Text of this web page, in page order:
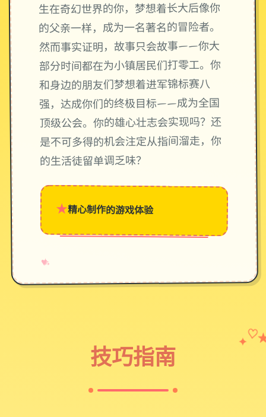
生在奇幻世界的你，梦想着长大后像你
的父亲一样，成为一名著名的冒险者。
然而事实证明，故事只会故事——你大
部分时间都在为小镇居民们打零工。你
和身边的朋友们梦想着进军锦标赛八
强，达成你们的终极目标——成为全国
顶级公会。你的雄心壮志会实现吗？还
是不可多得的机会注定从指间溜走，你
的生活徒留单调乏味？
★精心制作的游戏体验
♥
✧
→
技巧指南
✦ ♡